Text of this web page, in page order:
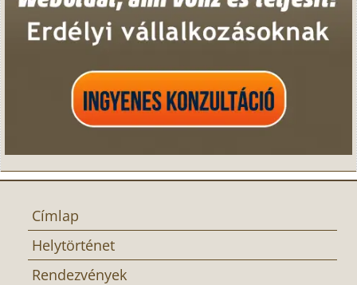
Címlap
Helytörténet
Rendezvények